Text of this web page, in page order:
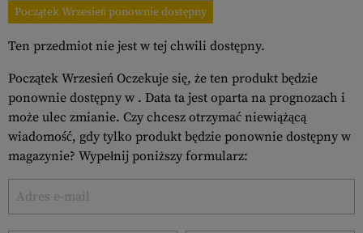
Początek Wrzesień ponownie dostępny
Ten przedmiot nie jest w tej chwili dostępny.
Początek Wrzesień Oczekuje się, że ten produkt będzie
ponownie dostępny w . Data ta jest oparta na prognozach i
może ulec zmianie. Czy chcesz otrzymać niewiążącą
wiadomość, gdy tylko produkt będzie ponownie dostępny w
magazynie? Wypełnij poniższy formularz: